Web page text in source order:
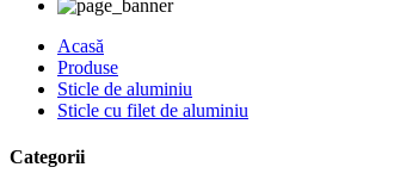
Acasă
Produse
Sticle de aluminiu
Sticle cu filet de aluminiu
Categorii